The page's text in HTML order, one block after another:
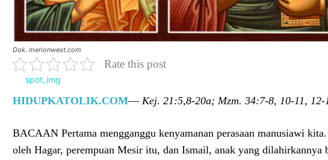
Dok. merionwest.com
Rate this post
HIDUPKATOLIK.COM— Kej. 21:5,8-20a; Mzm. 34:7-8, 10-11,
BACAAN Pertama mengganggu kenyamanan perasaan manusiawi
oleh Hagar, perempuan Mesir itu, dan Ismail, anak yang